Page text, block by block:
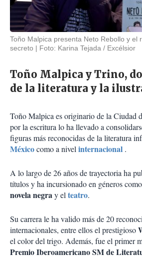
Toño Malpica presenta Neto Rebollo y el
secreto
Foto: Karina Tejada / Excélsior
Toño Malpica y Trino,
de la literatura y la
Toño Malpica es originario de la Ciudad
por la escritura lo ha llevado a
figuras más reconocidas de la literatura
Méxicocomo a nivelinternacional .
A lo largo de 26 años de trayectoria ha
títulos y ha incursionado en géneros
novela negray elteatro.
Su carrera le ha valido más de 20
internacionales, entre ellos el prestigioso
el color del trigo. Además, fue el primer
Premio Iberoamericano SM de